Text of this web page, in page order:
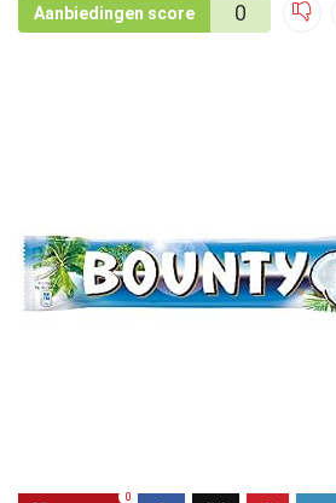
Aanbiedingen score 0
0